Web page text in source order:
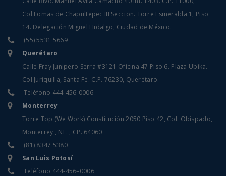
Col.Lomas de Chapultepec III Seccion. Torre Esmeralda 1, Piso
14. Delegación Miguel Hidalgo, Ciudad de México.
(55) 5531 5669
Querétaro
Calle Fray Junipero Serra #3121 Oficina 47 Piso 6. Plaza Ubika.
Col.Juriquilla, Santa Fé. C.P. 76230, Querétaro.
Teléfono 444-456-0006
Monterrey
Torre Top (We Work) Constitución 2050 Piso 42, Col. Obispado,
Monterrey , NL. , CP. 64060
(81) 8347 5380
San Luis Potosí
Teléfono 444-456–0006